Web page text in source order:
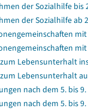
der Sozialhilfe bis
der Sozialhilfe ab
Lebensunterhalt
Lebensunterhalt
nach dem 5. bis 9.
nach dem 5. bis 9.